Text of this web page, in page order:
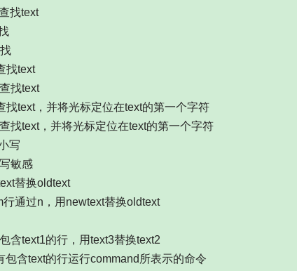
text
text
找text
，并将光标定位在text的第一个字符
，并将光标定位在text的第一个字符
写
敏感
替换oldtext
通过n，用newtext替换oldtext
含text1的行，用text3替换text2
含text的行运行command所表示的命令